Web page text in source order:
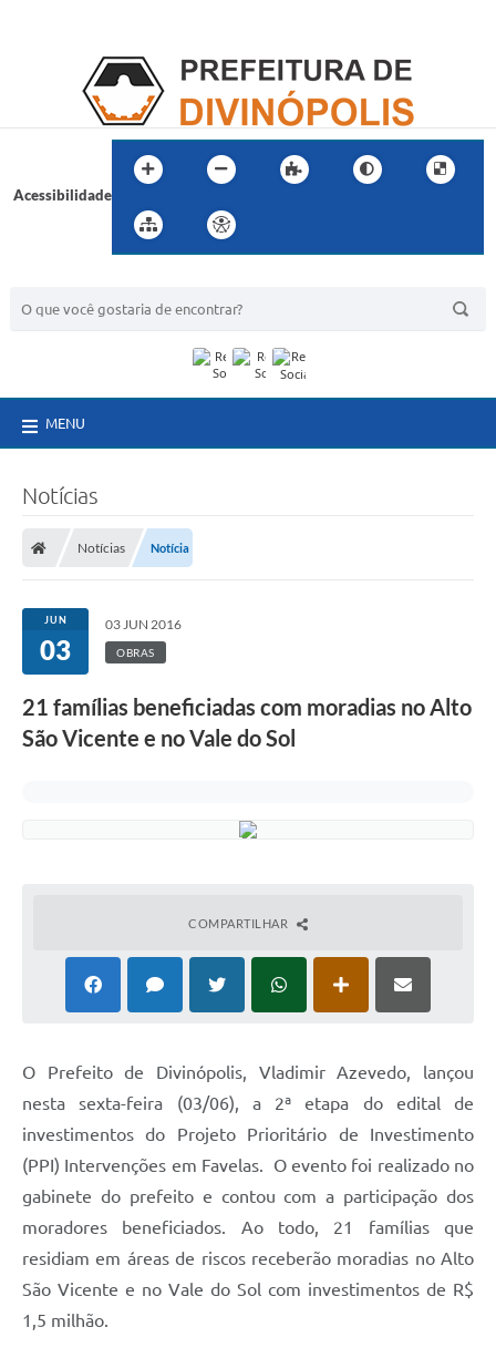
Acessibilidade
MENU
Notícias
Notícias Notícia
JUN
03
03 JUN 2016
OBRAS
21 famílias beneficiadas com moradias no Alto
São Vicente e no Vale do Sol
COMPARTILHAR
O Prefeito de Divinópolis, Vladimir Azevedo, lançou
nesta sexta-feira (03/06), a 2ª etapa do edital de
investimentos do Projeto Prioritário de Investimento
(PPI) Intervenções em Favelas. O evento foi realizado no
gabinete do prefeito e contou com a participação dos
moradores beneficiados. Ao todo, 21 famílias que
residiam em áreas de riscos receberão moradias no Alto
São Vicente e no Vale do Sol com investimentos de R$
1,5 milhão.